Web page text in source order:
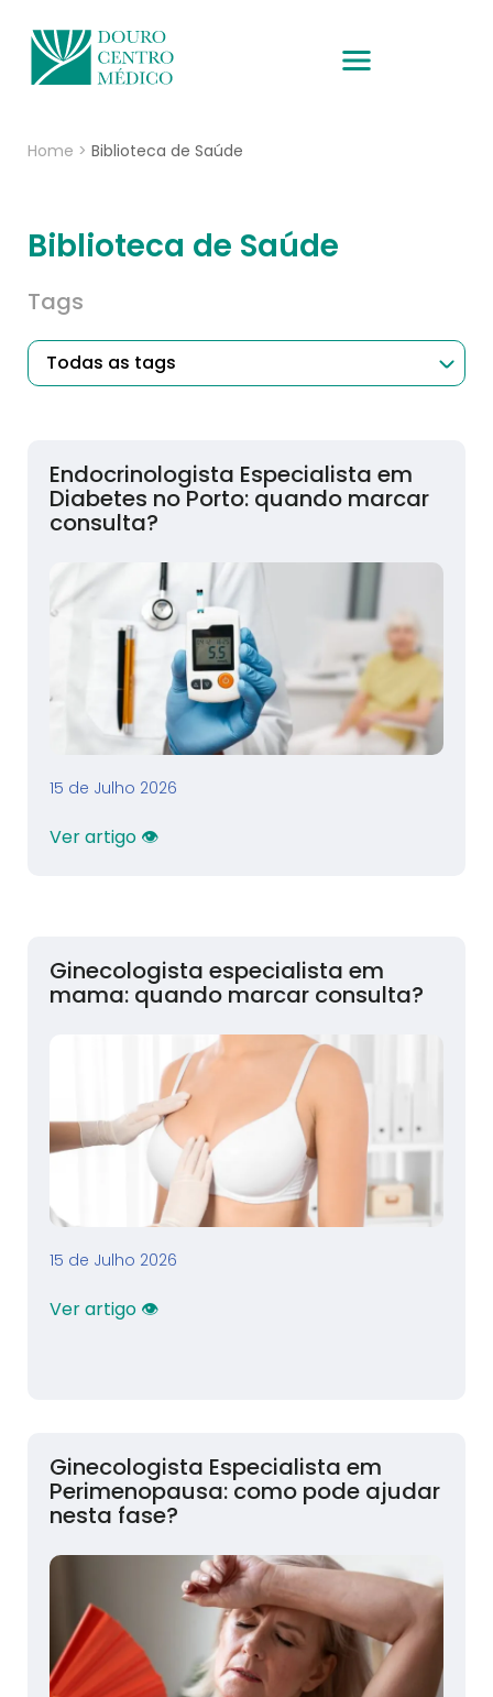
Home > Biblioteca de Saúde
Biblioteca de Saúde
Tags
Endocrinologista Especialista em
Diabetes no Porto: quando marcar
consulta?
15 de Julho 2026
Ver artigo 👁
Ginecologista especialista em
mama: quando marcar consulta?
15 de Julho 2026
Ver artigo 👁
Ginecologista Especialista em
Perimenopausa: como pode ajudar
nesta fase?